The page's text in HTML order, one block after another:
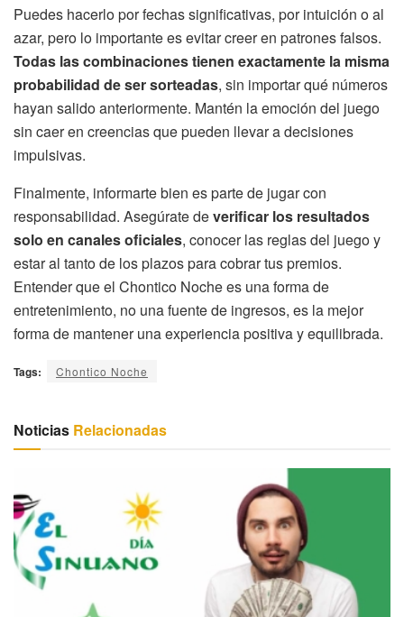
Puedes hacerlo por fechas significativas, por intuición o al
azar, pero lo importante es evitar creer en patrones falsos.
Todas las combinaciones tienen exactamente la misma
probabilidad de ser sorteadas, sin importar qué números
hayan salido anteriormente. Mantén la emoción del juego
sin caer en creencias que pueden llevar a decisiones
impulsivas.
Finalmente, informarte bien es parte de jugar con
responsabilidad. Asegúrate deverificar los resultados
solo en canales oficiales, conocer las reglas del juego y
estar al tanto de los plazos para cobrar tus premios.
Entender que el Chontico Noche es una forma de
entretenimiento, no una fuente de ingresos, es la mejor
forma de mantener una experiencia positiva y equilibrada.
Tags: Chontico Noche
Noticias Relacionadas